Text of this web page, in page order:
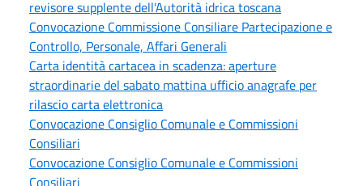
revisore supplente dell'Autorità idrica toscana
Convocazione Commissione Consiliare Partecipazione e
Controllo, Personale, Affari Generali
Carta identità cartacea in scadenza: aperture
straordinarie del sabato mattina ufficio anagrafe per
rilascio carta elettronica
Convocazione Consiglio Comunale e Commissioni
Consiliari
Convocazione Consiglio Comunale e Commissioni
Consiliari